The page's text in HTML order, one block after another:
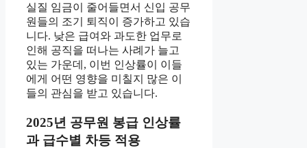
실질 임금이 줄어들면서 신입 공무
원들의 조기 퇴직이 증가하고 있습
니다. 낮은 급여와 과도한 업무로
인해 공직을 떠나는 사례가 늘고
있는 가운데, 이번 인상률이 이들
에게 어떤 영향을 미칠지 많은 이
들의 관심을 받고 있습니다.
2025년 공무원 봉급 인상률
과 급수별 차등 적용